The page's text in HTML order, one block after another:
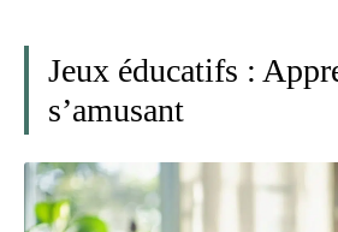
Jeux éducatifs :
s’amusant